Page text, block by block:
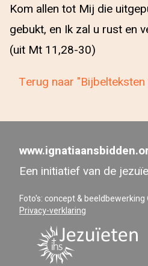
Kom allen tot Mij die
gebukt, en Ik zal u rust en
(uit Mt 11,28-30)
Terug naar
Een initiatief van de
Foto's: concept & beeldbewerking
Privacy-verklaring